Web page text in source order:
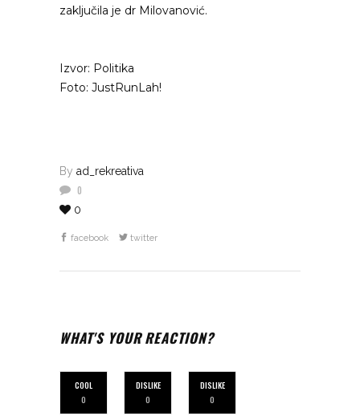
zaključila je dr Milovanović.
Izvor: Politika
Foto: JustRunLah!
By ad_rekreativa
0
0
facebook twitter
WHAT'S YOUR REACTION?
COOL
0
DISLIKE
0
DISLIKE
0